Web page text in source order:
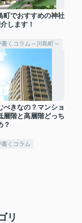
町でおすすめの神社
します！
くコラム～川島町～
べきなの？マンショ
層階と高層階どっち
？
くコラム
リ